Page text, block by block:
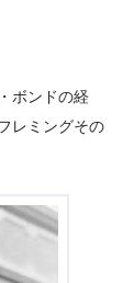
ボンドの経
レミングその